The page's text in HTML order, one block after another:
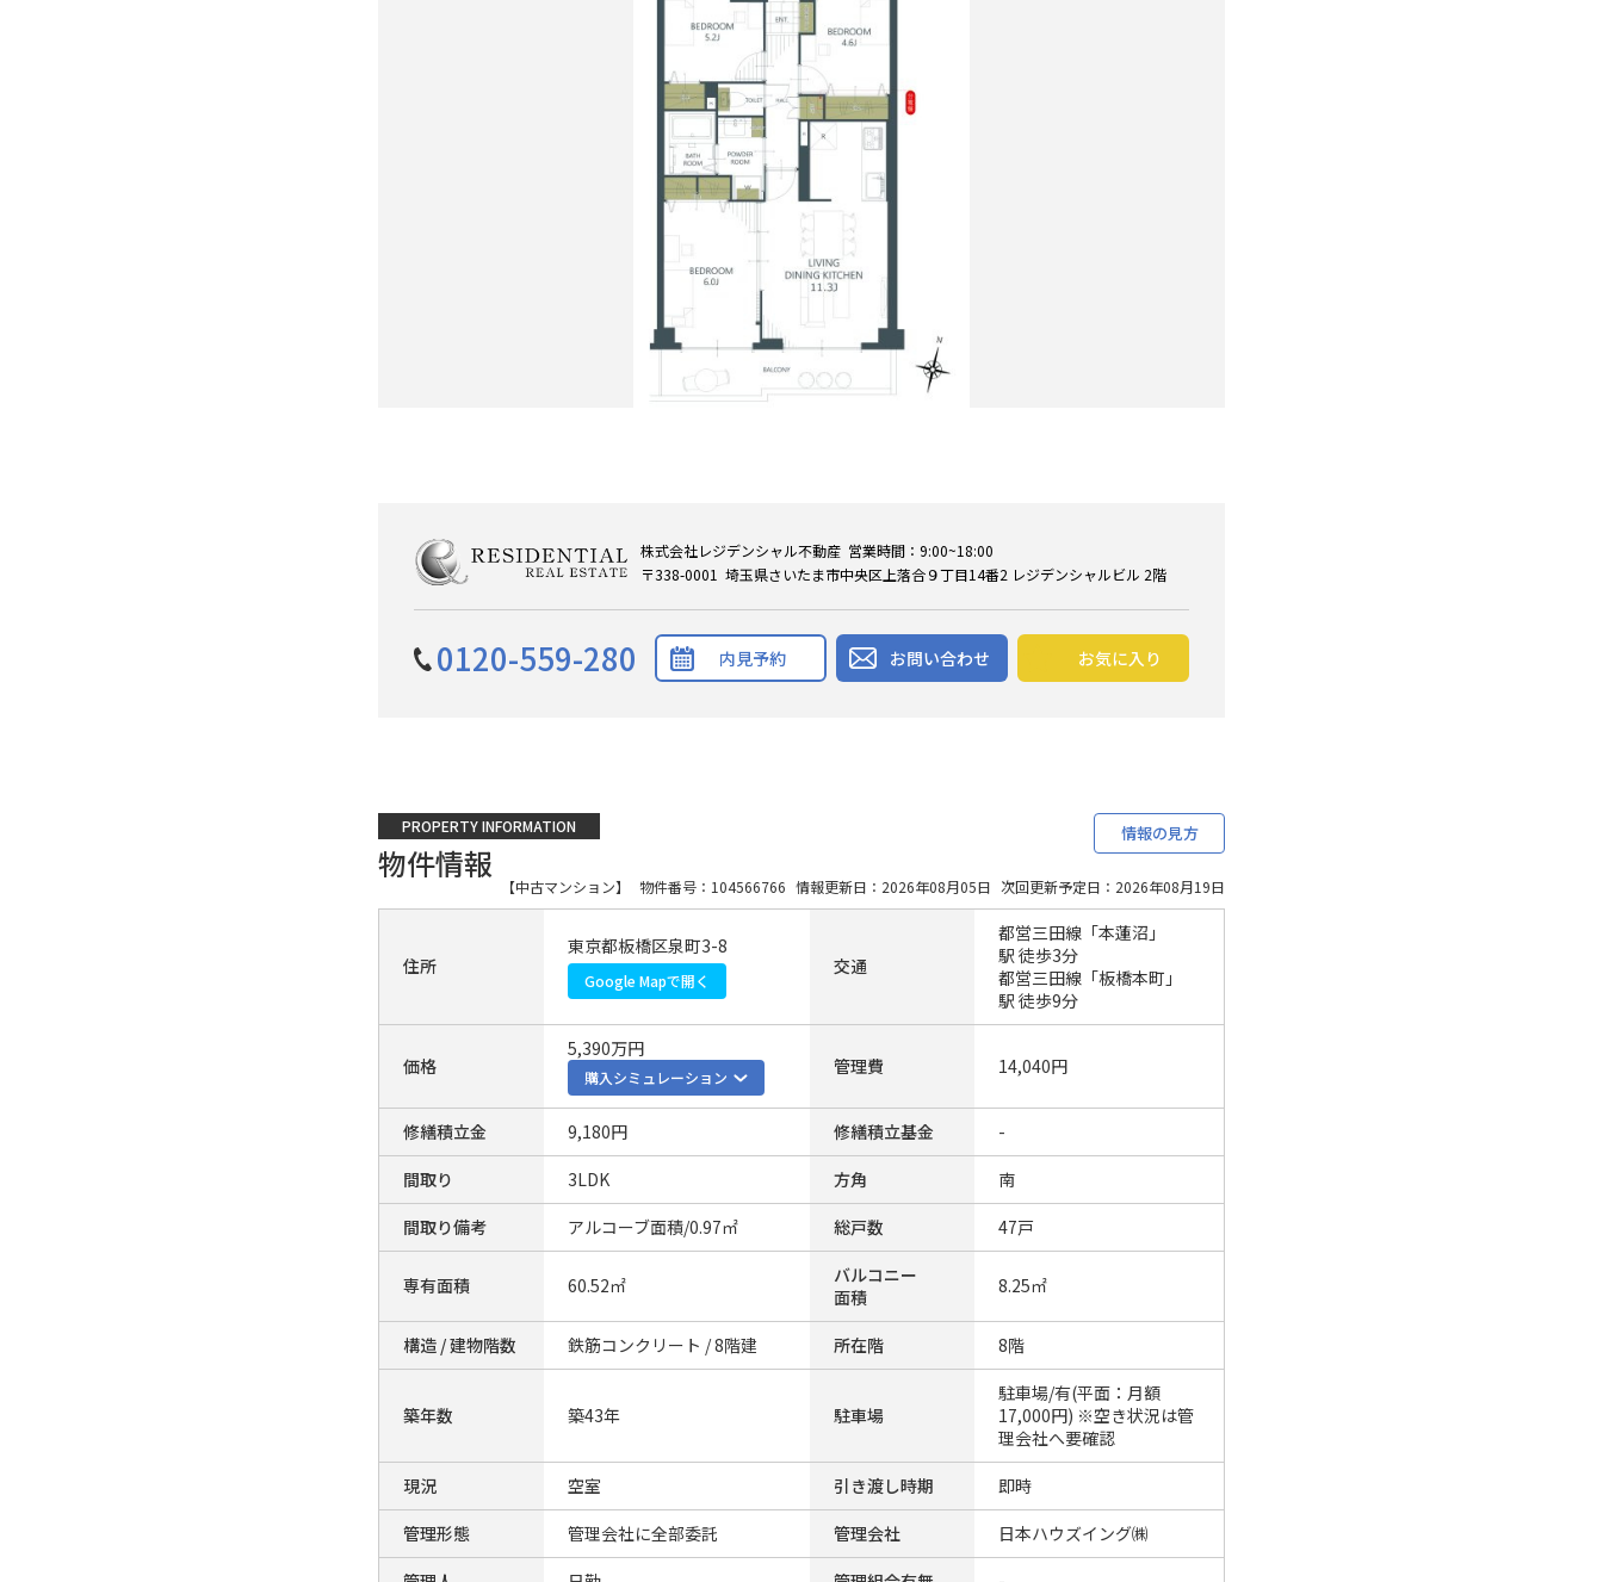
株式会社レジデンシャル不動産 営業時間：9:00~18:00
〒338-0001 埼玉県さいたま市中央区上落合９丁目14番2 レジデンシャルビル 2階
0120-559-280 内見予約 お問い合わせ お気に入り
PROPERTY INFORMATION
物件情報
情報の見方
【中古マンション】 物件番号：104566766 情報更新日：2026年08月05日 次回更新予定日：2026年08月19日
住所
東京都板橋区泉町3-8
Google Mapで開く
交通
都営三田線「本蓮沼」
駅 徒歩3分
都営三田線「板橋本町」
駅 徒歩9分
価格
5,390万円
購入シミュレーション 管理費 14,040円
修繕積立金 9,180円 修繕積立基金
-
間取り
3LDK 方角
南
間取り備考
アルコーブ面積/0.97㎡ 総戸数 47戸
専有面積 60.52㎡
バルコニー
面積
8.25㎡
構造 / 建物階数 鉄筋コンクリート / 8階建 所在階 8階
築年数 築43年 駐車場
駐車場/有(平面：月額
17,000円) ※空き状況は管
理会社へ要確認
現況
空室 引き渡し時期
即時
管理形態
管理会社に全部委託 管理会社
日本ハウズイング㈱